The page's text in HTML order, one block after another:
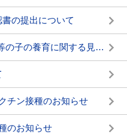
の提出について
民法等の一部改正(父母の離婚後等の子の養育に関する見直し)について
チン接種のお知らせ
のお知らせ